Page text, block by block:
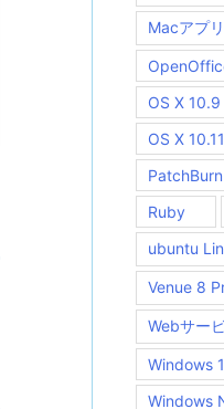
Macアプ
OS X
OS X
PatchBurn
Ruby
ubuntu
Venue 8
Webサー
Windows
Windows